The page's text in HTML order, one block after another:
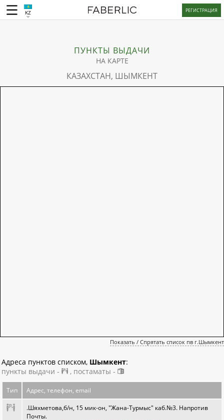
KZ РЕГИСТРАЦИЯ
ПУНКТЫ ВЫДАЧИ
НА КАРТЕ
КАЗАХСТАН, ШЫМКЕНТ
Показать / Спрятать список пв г.Шымкент
Адреса пунктов списком, Шымкент:
пункты выдачи -
, постаматы -
Тип Адрес, телефон, email
.Шяхметова,б/н, 15 мик-он, "Жана-Турмыс" каб.№3. Напротив
Почты.